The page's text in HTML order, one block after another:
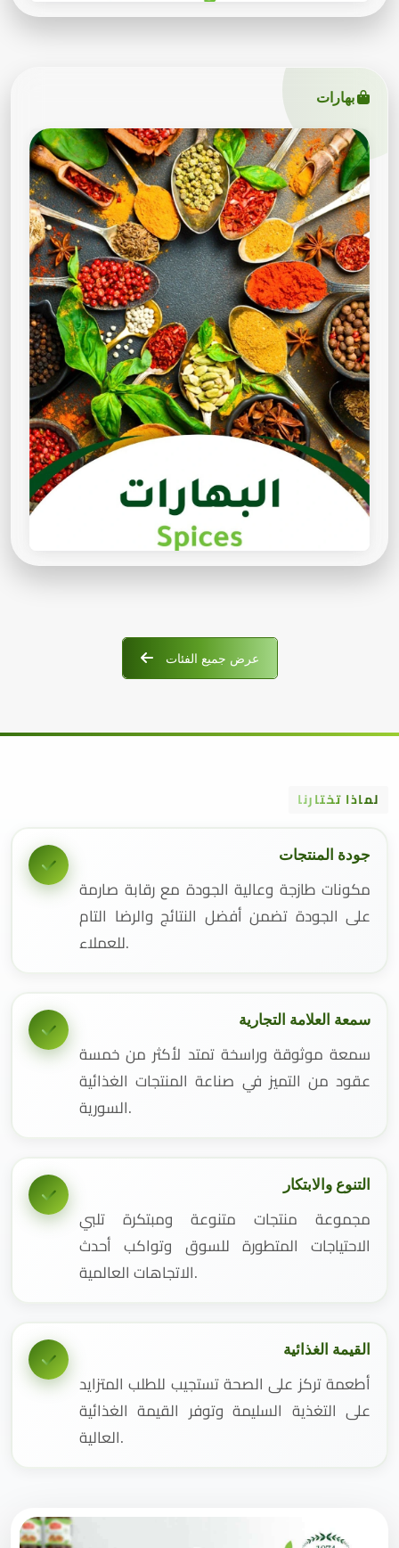
بهارات
عرض جميع الفئات
لماذا تختارنا
جودة المنتجات
مكونات طازجة وعالية الجودة مع رقابة صارمة
على الجودة تضمن أفضل النتائج والرضا التام
للعملاء.
سمعة العلامة التجارية
سمعة موثوقة وراسخة تمتد لأكثر من خمسة
عقود من التميز في صناعة المنتجات الغذائية
السورية.
التنوع والابتكار
مجموعة منتجات متنوعة ومبتكرة تلبي
الاحتياجات المتطورة للسوق وتواكب أحدث
الاتجاهات العالمية.
القيمة الغذائية
أطعمة تركز على الصحة تستجيب للطلب المتزايد
على التغذية السليمة وتوفر القيمة الغذائية
العالية.